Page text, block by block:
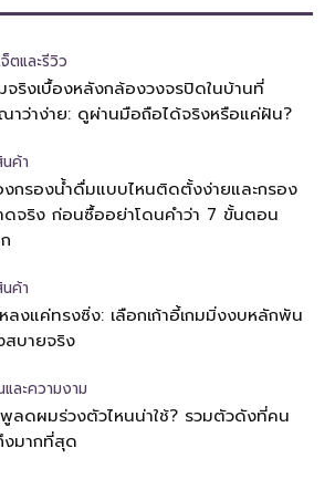
ตและรีวิว
จริงเบื้องหลังกล้องวงจรปิดในบ้านที่
าว่าง่าย: ดูผ่านมือถือได้จริงหรือแค่ฝัน?
ค้า
งกรองน้ำดื่มแบบไหนติดตั้งง่ายและกรอง
ดจริง ก่อนซื้ออย่าโดนคำว่า 7 ขั้นตอน
ค้า
ลงแค่ทรงซิ่ง: เลือกเก้าอี้เกมมิ่งงบหลักพัน
สบายจริง
ละความงาม
ลดผมร่วงตัวไหนน่าใช้? รวมตัวดังที่คน
มากที่สุด